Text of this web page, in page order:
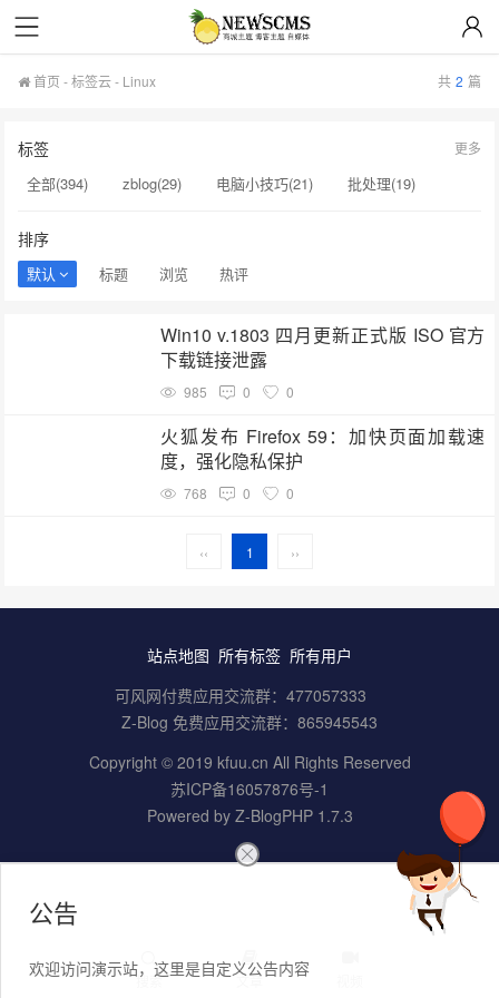
首页 -标签云- Linux 共 2 篇
标签
全部(394) zblog(29) 电脑小技巧(21)
批处理(19)
脚本(12)
网络技术(9) 注册表(7)
chrome(3) VBS(3) windows(3) 水果(2)
更多
排序
默认 标题 浏览 热评
Win10 v.1803 四月更新正式版 ISO 官方
下载链接泄露
985 0 0
火狐发布 Firefox 59：加快页面加载速
度，强化隐私保护
768 0 0
‹‹ 1 ››
站点地图 所有标签 所有用户
可风网付费应用交流群： 477057333
Z-Blog 免费应用交流群： 865945543
Copyright © 2019 kfuu.cn All Rights Reserved
苏ICP备16057876号-1
Powered by Z-BlogPHP 1.7.3
搜索 文章
公告
欢迎访问演示站，这里是自定义公告内容